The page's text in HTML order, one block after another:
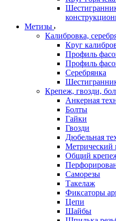
Метизы
Калибровка,
Круг
Профиль
Профиль
Серебрянка
Крепеж, гвозди,
Анкерная
Болты
Гайки
Гвозди
Дюбельная
Метрический
Общий
Саморезы
Такелаж
Фиксаторы
Цепи
Шайбы